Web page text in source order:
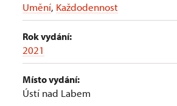
Umění, Každodennost
Rok vydání:
2021
Místo vydání:
Ústí nad Labem